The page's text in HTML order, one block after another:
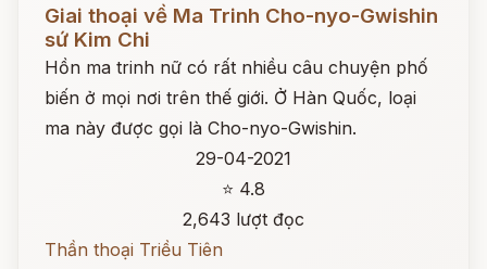
Giai thoại về Ma Trinh Cho-nyo-Gwishin
sứ Kim Chi
Hồn ma trinh nữ có rất nhiều câu chuyện phố
biến ở mọi nơi trên thế giới. Ở Hàn Quốc, loại
ma này được gọi là Cho-nyo-Gwishin.
29-04-2021
⭐ 4.8
2,643 lượt đọc
Thần thoại Triều Tiên